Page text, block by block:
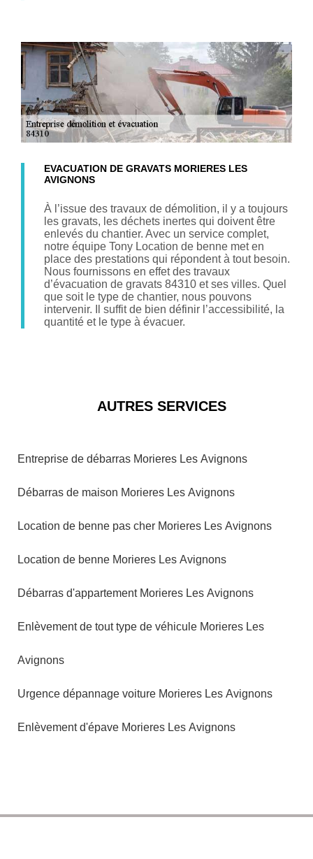
EVACUATION DE GRAVATS MORIERES LES
AVIGNONS
À l’issue des travaux de démolition, il y a toujours
les gravats, les déchets inertes qui doivent être
enlevés du chantier. Avec un service complet,
notre équipe Tony Location de benne met en
place des prestations qui répondent à tout besoin.
Nous fournissons en effet des travaux
d’évacuation de gravats 84310 et ses villes. Quel
que soit le type de chantier, nous pouvons
intervenir. Il suffit de bien définir l’accessibilité, la
quantité et le type à évacuer.
AUTRES SERVICES
Entreprise de débarras Morieres Les Avignons
Débarras de maison Morieres Les Avignons
Location de benne pas cher Morieres Les Avignons
Location de benne Morieres Les Avignons
Débarras d'appartement Morieres Les Avignons
Enlèvement de tout type de véhicule Morieres Les
Avignons
Urgence dépannage voiture Morieres Les Avignons
Enlèvement d'épave Morieres Les Avignons